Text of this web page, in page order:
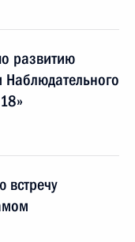
развитию
Наблюдательного
встречу